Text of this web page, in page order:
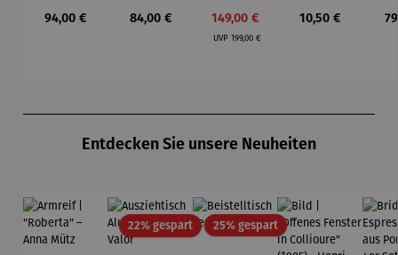
t Vogel -
Regulärer Preis:
94,00 €
Bhire
Regulärer Preis:
84,00 € Verkaufspreis:
149,00 €
UVP Regulärer Preis:
199,00 €
elle -
Regulärer Preis:
10,50 €
Entdecken Sie unsere Neuheiten
22% gespartRabatt25% gespartRabatt